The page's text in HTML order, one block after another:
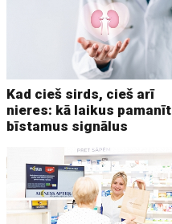
Kad cieš sirds, cieš arī
nieres: kā laikus pamanīt
bīstamus signālus